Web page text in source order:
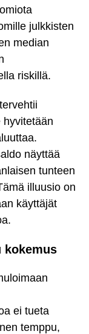
julkkisten
median
riskillä.
hyvitetään
näyttää
tunteen
illuusio on
käyttäjät
ei tueta
temppu,